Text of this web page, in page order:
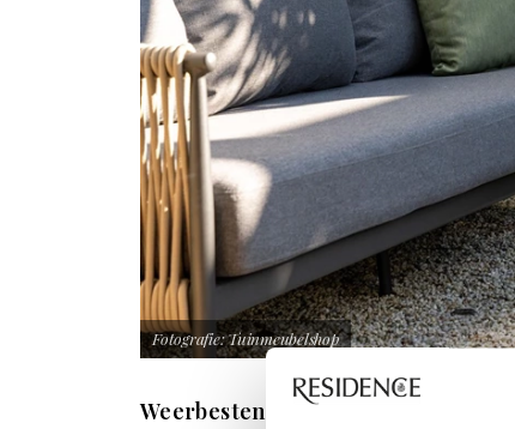
Fotografie: Tuinmeubelshop
Weerbestendige tuinmeubelen